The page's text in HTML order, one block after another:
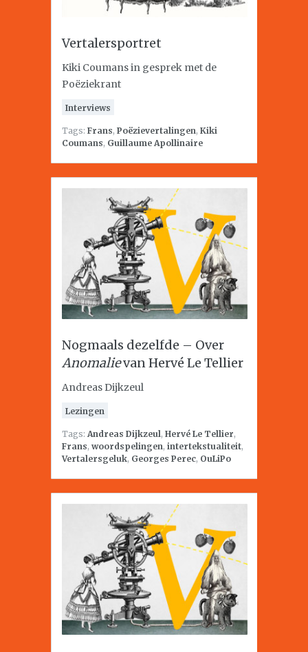
Vertalersportret
Kiki Coumans in gesprek met de
Poëziekrant
Interviews
Tags: Frans, Poëzievertalingen, Kiki
Coumans, Guillaume Apollinaire
Nogmaals dezelfde – Over
Anomalievan Hervé Le Tellier
Andreas Dijkzeul
Lezingen
Tags: Andreas Dijkzeul, Hervé Le Tellier,
Frans, woordspelingen, intertekstualiteit,
Vertalersgeluk, Georges Perec, OuLiPo